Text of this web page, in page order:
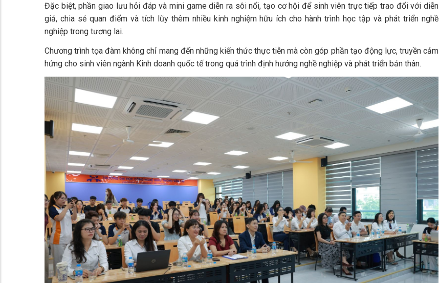
Đặc biệt, phần giao lưu hỏi đáp và mini game diễn ra sôi nổi, tạo cơ hội để sinh viên trực tiếp trao đổi với diễn
giả, chia sẻ quan điểm và tích lũy thêm nhiều kinh nghiệm hữu ích cho hành trình học tập và phát triển nghề
nghiệp trong tương lai.
Chương trình tọa đàm không chỉ mang đến những kiến thức thực tiễn mà còn góp phần tạo động lực, truyền cảm
hứng cho sinh viên ngành Kinh doanh quốc tế trong quá trình định hướng nghề nghiệp và phát triển bản thân.